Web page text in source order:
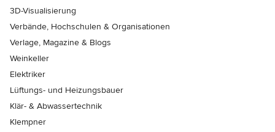
3D-Visualisierung
Verbände, Hochschulen & Organisationen
Verlage, Magazine & Blogs
Weinkeller
Elektriker
Lüftungs- und Heizungsbauer
Klär- & Abwassertechnik
Klempner